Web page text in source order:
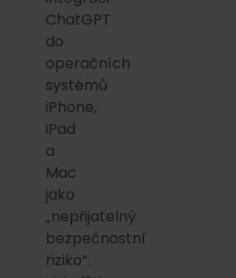
ChatGPT
do
operačních
systémů
iPhone,
iPad
a
Mac
jako
„nepřijatelný
bezpečnostní
riziko“.